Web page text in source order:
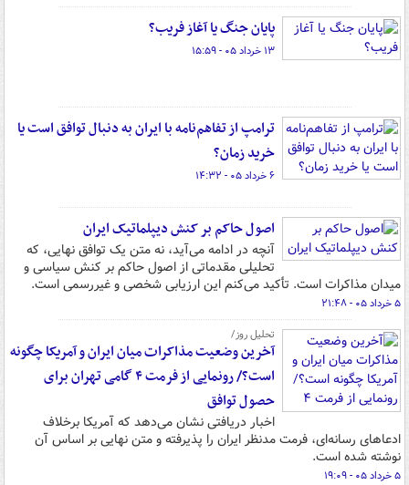
پایان جنگ یا آغاز فریب؟
۱۳ خرداد ۰۵ - ۱۵:۵۹
ترامپ از تفاهم‌نامه با ایران به دنبال توافق است یا
خرید زمان؟
۶ خرداد ۰۵ - ۱۴:۳۲
اصول حاکم بر کنش دیپلماتیک ایران
آنچه در ادامه می‌آید، نه متن یک توافق نهایی، که
تحلیلی مقدماتی از اصول حاکم بر کنش سیاسی و
میدان مذاکرات است. تأکید می‌کنم این ارزیابی شخصی و غیررسمی است.
۵ خرداد ۰۵ - ۲۱:۴۸
تحلیل روز/
آخرین وضعیت مذاکرات میان ایران و آمریکا چگونه
است؟/ رونمایی از فرمت ۴ گامی تهران برای
حصول توافق
اخبار دریافتی نشان می‌دهد که آمریکا برخلاف
ادعاهای رسانه‌ای، فرمت مدنظر ایران را پذیرفته و متن نهایی بر اساس آن
نوشته شده است.
۵ خرداد ۰۵ - ۱۹:۰۹